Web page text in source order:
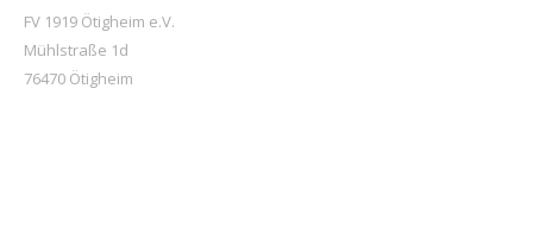
FV 1919 Ötigheim e.V.
Mühlstraße 1d
76470 Ötigheim